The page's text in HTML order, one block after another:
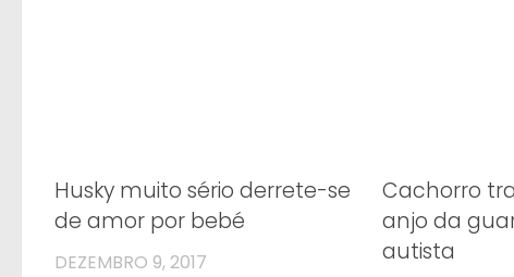
Husky muito sério derrete-se
de amor por bebé
DEZEMBRO 9, 2017
Cachorro
anjo da
autista